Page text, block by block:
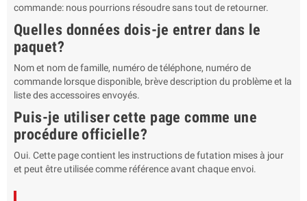
commande: nous pourrions résoudre sans tout de retourner.
Quelles données dois-je entrer dans le
paquet?
Nom et nom de famille, numéro de téléphone, numéro de
commande lorsque disponible, brève description du problème et la
liste des accessoires envoyés.
Puis-je utiliser cette page comme une
procédure officielle?
Oui. Cette page contient les instructions de futation mises à jour
et peut être utilisée comme référence avant chaque envoi.